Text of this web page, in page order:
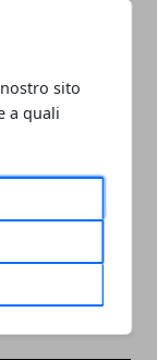
sito
a quali